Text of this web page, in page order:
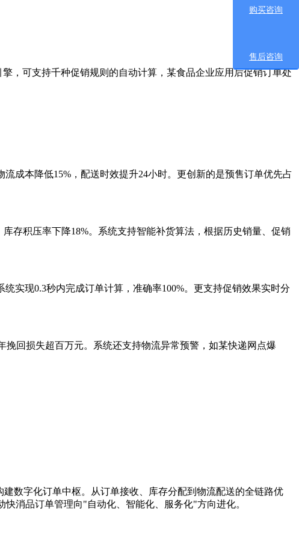
可支持千种促销规则的自动计算，某食品企业应用后促销订单处
本降低15%，配送时效提升24小时。更创新的是预售订单优先占
积压率下降18%。系统支持智能补货算法，根据历史销量、促销
现0.3秒内完成订单计算，准确率100%。更支持促销效果实时分
回损失超百万元。系统还支持物流异常预警，如某快递网点爆
字化订单中枢。从订单接收、库存分配到物流配送的全链路优
消品订单管理向"自动化、智能化、服务化"方向进化。
购买咨询
售后咨询